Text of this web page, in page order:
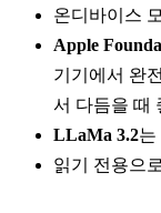
온디바이스
Apple
기기에서 완
서 다듬을 때
LLaMa 3.2는
읽기 전용으